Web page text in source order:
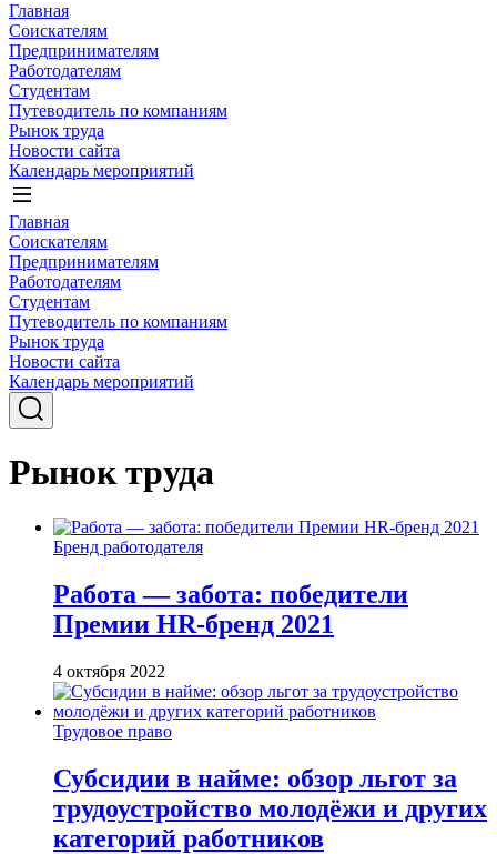
Главная
Соискателям
Предпринимателям
Работодателям
Студентам
Путеводитель по компаниям
Рынок труда
Новости сайта
Календарь мероприятий
Главная
Соискателям
Предпринимателям
Работодателям
Студентам
Путеводитель по компаниям
Рынок труда
Новости сайта
Календарь мероприятий
Рынок труда
Бренд работодателя
Работа — забота: победители
Премии HR-бренд 2021
4 октября 2022
Трудовое право
Субсидии в найме: обзор льгот за
трудоустройство молодёжи и других
категорий работников